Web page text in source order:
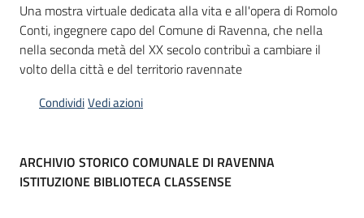
Leggi
Atti
Bandi
Piani
Una mostra virtuale dedicata alla vita e all'opera di Romolo
Conti, ingegnere capo del Comune di Ravenna, che nella
nella seconda metà del XX secolo contribuì a cambiare il
volto della città e del territorio ravennate
CondividiVedi azioni
ARCHIVIO STORICO COMUNALE DI RAVENNA
ISTITUZIONE BIBLIOTECA CLASSENSE